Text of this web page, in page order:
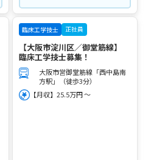
臨床工学技士 正社員
【大阪市淀川区／御堂筋線】
臨床工学技士募集！
大阪市営御堂筋線「西中島南
方駅」（徒歩3分）
【月収】25.5万円 ～